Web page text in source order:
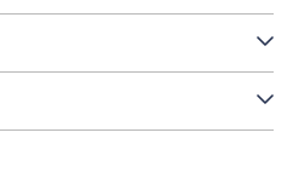
со стразами